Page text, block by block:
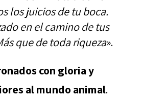
los juicios de tu boca.
en el camino de tus
que de toda riqueza».
con gloria y
al mundo animal.